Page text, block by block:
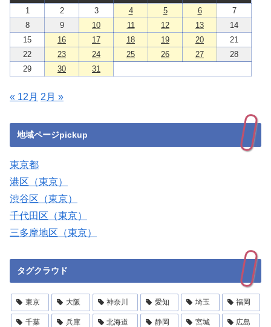
1
2 3 4 5 6
7
8
9 10 11 12 13
14
15
16 17 18 19 20
21
22
23 24 25 26 27
28
29
30 31
« 12月 2月 »
地域ページpickup
東京都
港区（東京）
渋谷区（東京）
千代田区（東京）
三多摩地区（東京）
タグクラウド
東京 大阪 神奈川 愛知 埼玉 福岡
千葉 兵庫 北海道 静岡 宮城 広島